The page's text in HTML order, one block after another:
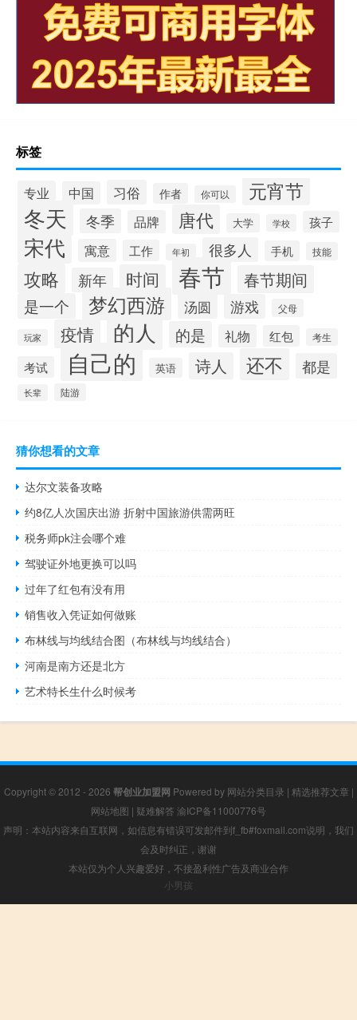
标签
专业 中国 习俗 作者 你可以 元宵节
冬天 冬季 品牌 唐代 大学 学校 孩子
宋代 寓意 工作 年初 很多人 手机 技能
攻略 新年 时间 春节 春节期间
是一个 梦幻西游 汤圆 游戏 父母
玩家 疫情 的人 的是 礼物 红包 考生
考试 自己的 英语 诗人 还不 都是
长辈 陆游
猜你想看的文章
达尔文装备攻略
约8亿人次国庆出游 折射中国旅游供需两旺
税务师pk注会哪个难
驾驶证外地更换可以吗
过年了红包有没有用
销售收入凭证如何做账
布林线与均线结合图（布林线与均线结合）
河南是南方还是北方
艺术特长生什么时候考
Copyright © 2012 - 2026 帮创业加盟网 Powered by 网站分类目录 | 精选推荐文章 |
网站地图 | 疑难解答 渝ICP备11000776号
声明：本站内容来自互联网，如信息有错误可发邮件到f_fb#foxmail.com说明，我们
会及时纠正，谢谢
本站仅为个人兴趣爱好，不接盈利性广告及商业合作
小男孩